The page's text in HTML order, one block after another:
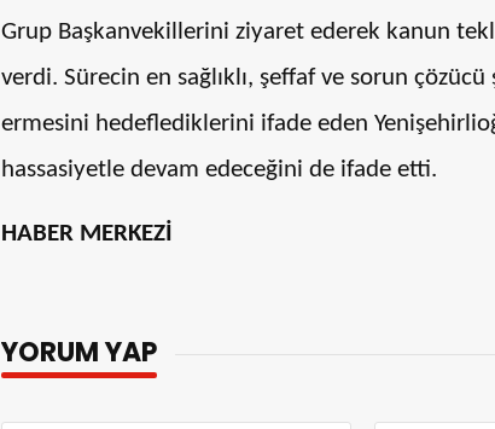
Grup Başkanvekillerini ziyaret ederek kanun
verdi. Sürecin en sağlıklı, şeffaf ve sorun
ermesini hedeflediklerini ifade eden
hassasiyetle devam edeceğini de ifade etti.
HABER MERKEZİ
YORUM YAP